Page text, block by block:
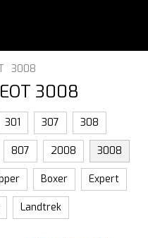
3008
3008
301 307 308
807 2008 3008
Boxer Expert
Landtrek